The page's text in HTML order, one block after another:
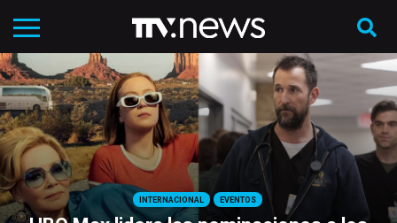
INTERNACIONAL EVENTOS